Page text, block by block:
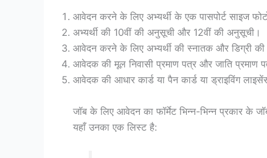
आवेदन करने के लिए अभ्यर्थी के एक पासपोर्ट साइज
अभ्यर्थी की 10वीं की अनुसूची और 12वीं की अनुसूची।
आवेदन करने के लिए अभ्यर्थी की स्नातक और डिग्री की
आवेदक की मूल निवासी प्रमाण पत्र और जाति प्रमाण
आवेदक की आधार कार्ड या पैन कार्ड या ड्राइविंग
जॉब के लिए आवेदन का फॉर्मेट भिन्न-भिन्न प्रकार के
यहाँ उनका एक लिस्ट है: